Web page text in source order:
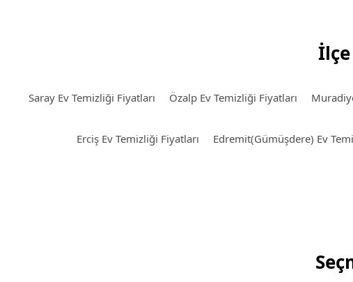
Saray Ev Temizliği Fiyatları Özalp Ev Temizliği Fiyatları
Erciş Ev Temizliği Fiyatları Edremit(Gümüşdere) Ev